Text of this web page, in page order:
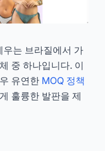
는 브라질에서 가
중 하나입니다. 이
유연한 MOQ 정책
훌륭한 발판을 제